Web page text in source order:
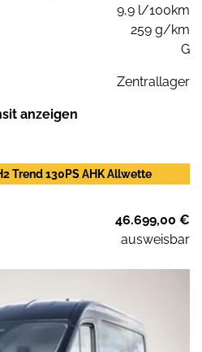
9,9 l/100km
259 g/km
G
Zentrallager
anzeigen
Trend 130PS AHK Allwette
46.699,00 €
ausweisbar